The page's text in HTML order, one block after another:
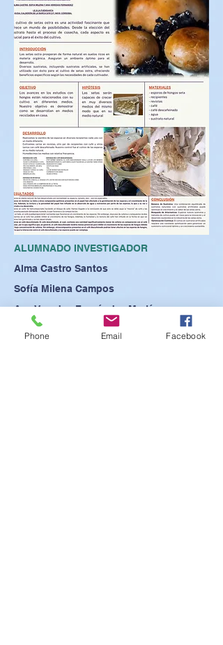
ALUMNADO INVESTIGADOR
Alma Castro Santos
Sofía Milena Campos
Ana Veredas Fernández Martínez
Phone Email Facebook